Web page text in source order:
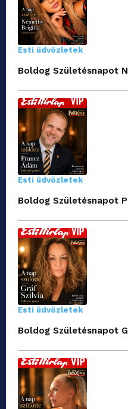
Esti üdvözletek
Boldog Születésnapot
Esti üdvözletek
Boldog Születésnapot
Esti üdvözletek
Boldog Születésnapot